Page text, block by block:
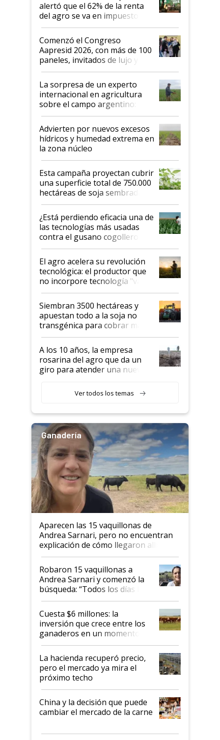
alertó que el 62% de la renta
del agro se va en impuestos:
"No es bueno que en
Argentina se sigan discutiendo
las mismas cosas de hace 50
años"
Comenzó el Congreso
Aapresid 2026, con más de 100
paneles, invitados de lujo y
todas las tendencias
La sorpresa de un experto
internacional en agricultura
sobre el campo argentino:
"Estoy muy impresionado"
Advierten por nuevos excesos
hídricos y humedad extrema en
la zona núcleo
Esta campaña proyectan cubrir
una superficie total de 750.000
hectáreas de soja sembradas
con una nueva generación de
variedades que marcan un
salto tecnológico en genética y
rendimiento
¿Está perdiendo eficacia una de
las tecnologías más usadas
contra el gusano cogollero? El
desafío de una tecnología clave
El agro acelera su revolución
tecnológica: el productor que
no incorpore tecnología "va a
perder el tren"
Siembran 3500 hectáreas y
apuestan todo a la soja no
transgénica para cobrar más
por tonelada: compraron un
semillero
A los 10 años, la empresa
rosarina del agro que da un
giro para atender una nueva
Ver todos los temas
Ganadería
Aparecen las 15 vaquillonas de
Andrea Sarnari, pero no encuentran
explicación de cómo llegaron allí
Robaron 15 vaquillonas a
Andrea Sarnari y comenzó la
búsqueda: “Todos los días le
toca a algún productor”
Cuesta $6 millones: la
inversión que crece entre los
ganaderos en un momento
histórico para la actividad
La hacienda recuperó precio,
pero el mercado ya mira el
próximo techo
China y la decisión que puede
cambiar el mercado de la carne